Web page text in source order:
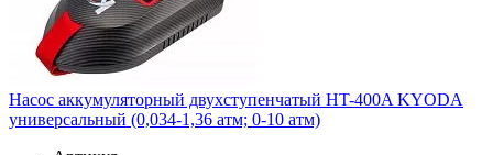
Насос аккумуляторный двухступенчатый HT-400A KYODA
универсальный (0,034-1,36 атм; 0-10 атм)